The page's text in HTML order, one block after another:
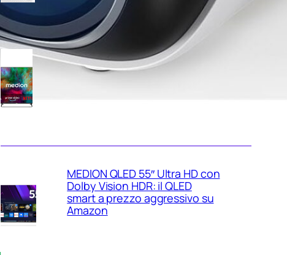
MEDION 50″ Ultra HD Smart TV
con Dolby Vision e Atmos: la 4K
equilibrata per il salotto in
MEDION QLED 55″ Ultra HD con
Dolby Vision HDR: il QLED
smart a prezzo aggressivo su
Amazon